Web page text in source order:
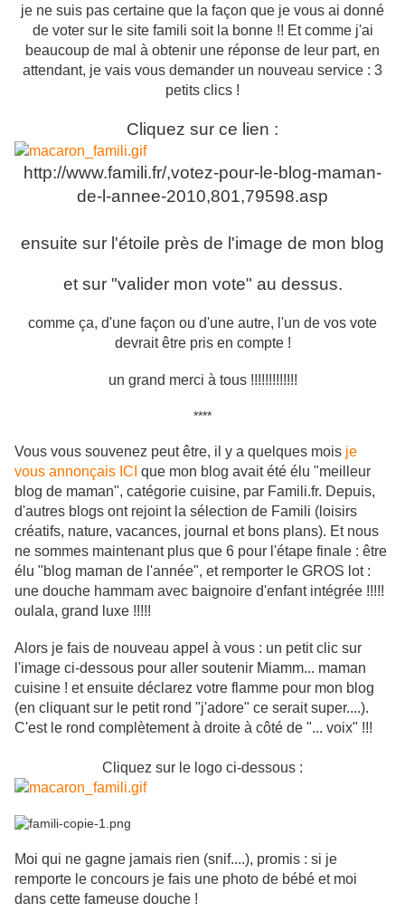
je ne suis pas certaine que la façon que je vous ai donné
de voter sur le site famili soit la bonne !! Et comme j'ai
beaucoup de mal à obtenir une réponse de leur part, en
attendant, je vais vous demander un nouveau service : 3
petits clics !
Cliquez sur ce lien :
http://www.famili.fr/,votez-pour-le-blog-maman-
de-l-annee-2010,801,79598.asp
ensuite sur l'étoile près de l'image de mon blog
et sur "valider mon vote" au dessus.
comme ça, d'une façon ou d'une autre, l'un de vos vote
devrait être pris en compte !
un grand merci à tous !!!!!!!!!!!!!
****
Vous vous souvenez peut être, il y a quelques mois je
vous annonçais ICI que mon blog avait été élu "meilleur
blog de maman", catégorie cuisine, par Famili.fr. Depuis,
d'autres blogs ont rejoint la sélection de Famili (loisirs
créatifs, nature, vacances, journal et bons plans). Et nous
ne sommes maintenant plus que 6 pour l'étape finale : être
élu "blog maman de l'année", et remporter le GROS lot :
une douche hammam avec baignoire d'enfant intégrée !!!!!
oulala, grand luxe !!!!!
Alors je fais de nouveau appel à vous : un petit clic sur
l'image ci-dessous pour aller soutenir Miamm... maman
cuisine ! et ensuite déclarez votre flamme pour mon blog
(en cliquant sur le petit rond "j'adore" ce serait super....).
C'est le rond complètement à droite à côté de "... voix" !!!
Cliquez sur le logo ci-dessous :
Moi qui ne gagne jamais rien (snif....), promis : si je
remporte le concours je fais une photo de bébé et moi
dans cette fameuse douche !